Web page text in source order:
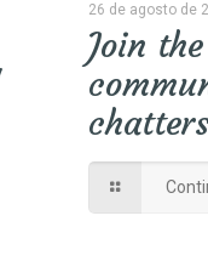
26 de agosto de
Join